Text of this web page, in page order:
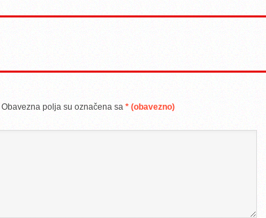
Obavezna polja su označena sa * (obavezno)